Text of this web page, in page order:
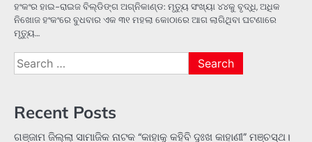
ହଂକଂର ହାଇ-ରାଇଜ ବିଲ୍ଡିଙ୍ଗ ଅଗ୍ନିକାଣ୍ଡ: ମୃତ୍ୟୁ ସଂଖ୍ୟା ୪୪କୁ ବୃଦ୍ଧି, ଅଧିକ
ନିଖୋଜ ହଂକଂରେ ବୁଧବାର ଏକ ୩୧ ମହଲା କୋଠାରେ ଆଗ ଲାଗିଥିବା ଘଟଣାରେ
ମୃତ୍ୟୁ…
Search
for:
Recent Posts
ଗଞ୍ଜାମ ଜିଲ୍ଲା ସାମାଜିକ ନାଟକ “କାହାକୁ କହିବି ଦୁଃଖ କାହାଣୀ” ମଞ୍ଚସ୍ଥ।